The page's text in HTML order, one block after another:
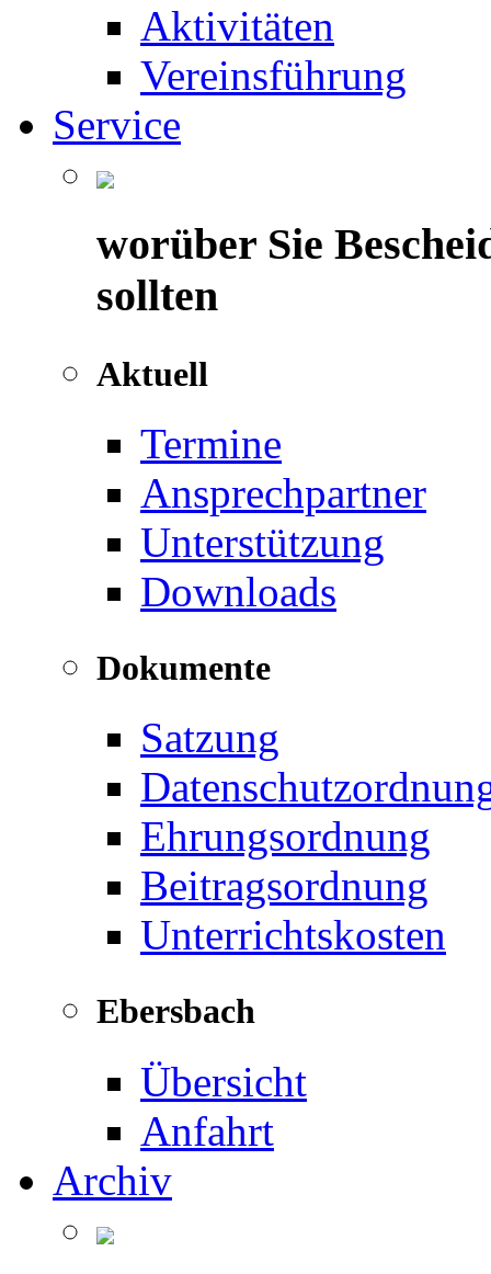
Aktivitäten
Vereinsführung
Service
worüber Sie
sollten
Aktuell
Termine
Ansprechpartner
Unterstützung
Downloads
Dokumente
Satzung
Ehrungsordnung
Beitragsordnung
Unterrichtskosten
Ebersbach
Übersicht
Anfahrt
Archiv